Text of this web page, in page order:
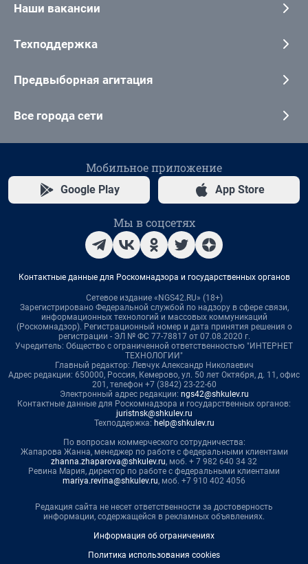
Наши вакансии
Техподдержка
Предвыборная агитация
Все города сети
Мобильное приложение
Google Play App Store
Мы в соцсетях
Контактные данные для Роскомнадзора и государственных органов
Сетевое издание «NGS42.RU» (18+)
Зарегистрировано Федеральной службой по надзору в сфере связи,
информационных технологий и массовых коммуникаций
(Роскомнадзор). Регистрационный номер и дата принятия решения о
регистрации - ЭЛ № ФС 77-78817 от 07.08.2020 г.
Учредитель: Общество с ограниченной ответственностью "ИНТЕРНЕТ
ТЕХНОЛОГИИ"
Главный редактор: Левчук Александр Николаевич
Адрес редакции: 650000, Россия, Кемерово, ул. 50 лет Октября, д. 11, офис
201, телефон +7 (3842) 23-22-60
Электронный адрес редакции: ngs42@shkulev.ru
Контактные данные для Роскомнадзора и государственных органов:
juristnsk@shkulev.ru
Техподдержка: help@shkulev.ru
По вопросам коммерческого сотрудничества:
Жапарова Жанна, менеджер по работе с федеральными клиентами
zhanna.zhaparova@shkulev.ru, моб. + 7 982 640 34 32
Ревина Мария, директор по работе с федеральными клиентами
mariya.revina@shkulev.ru, моб. +7 910 402 4056
Редакция сайта не несет ответственности за достоверность
информации, содержащейся в рекламных объявлениях.
Информация об ограничениях
Политика использования cookies